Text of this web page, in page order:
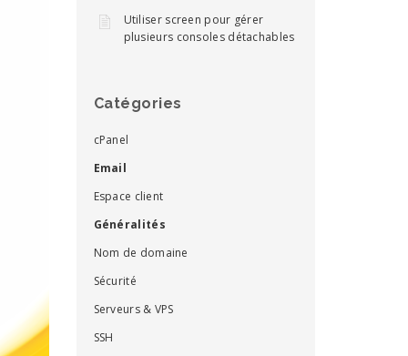
Utiliser screen pour gérer
plusieurs consoles détachables
Catégories
cPanel
Email
Espace client
Généralités
Nom de domaine
Sécurité
Serveurs & VPS
SSH